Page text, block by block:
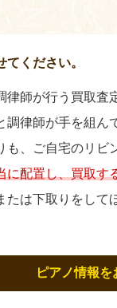
ください。
師が行う買取査
調律師が手を組
も、ご自宅のリ
配置し、買取す
たは下取りをし
ピアノ情報を